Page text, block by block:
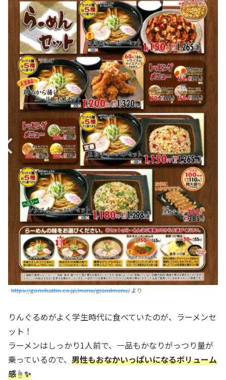
https://gomihattin.co.jp/menu/grandmenu/ より
りんぐるめがよく学生時代に食べていたのが、ラーメンセ
ット！
ラーメンはしっかり1人前で、一品もかなりがっつり量が
乗っているので、 男性もおなかいっぱいになるボリューム
感☝️✨